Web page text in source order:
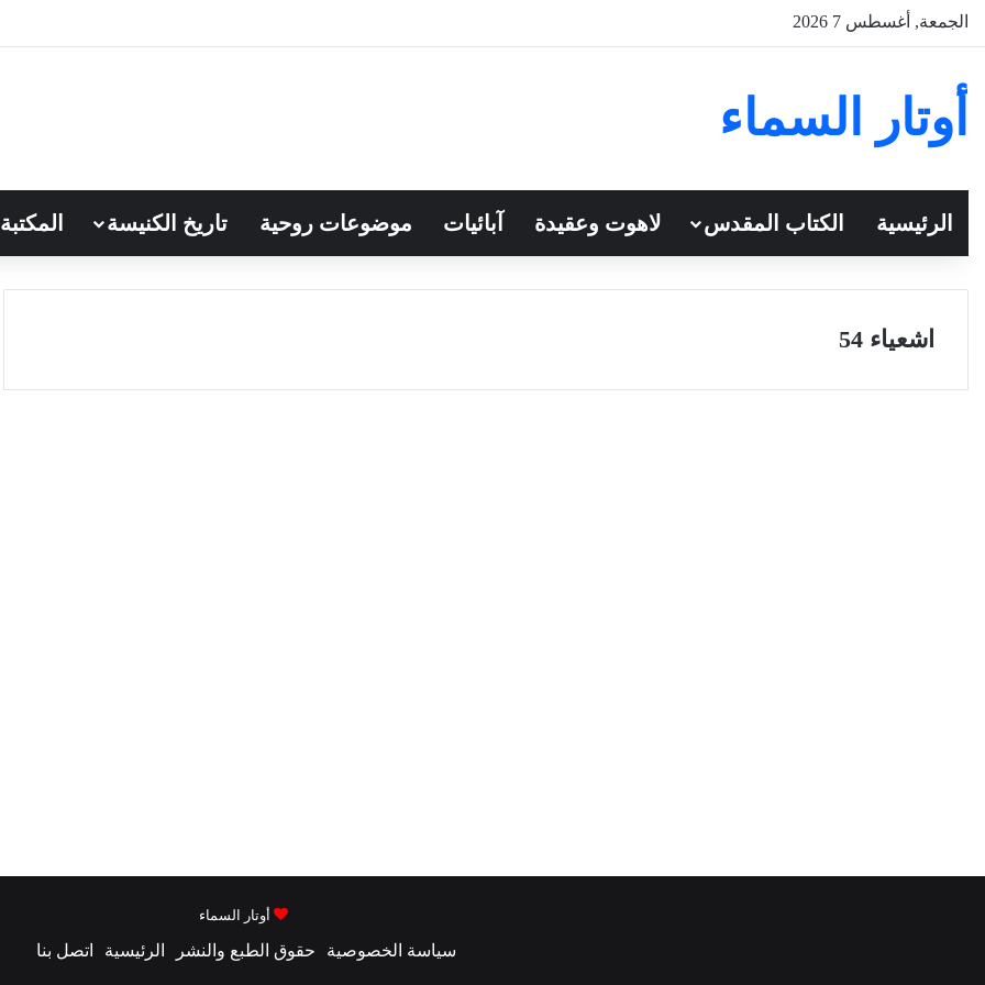
الجمعة, أغسطس 7 2026
أوتار السماء
الرئيسية الكتاب المقدس لاهوت وعقيدة آبائيات موضوعات روحية تاريخ الكنيسة المكتبة
اشعياء 54
أوتار السماء
سياسة الخصوصية حقوق الطبع والنشر الرئيسية اتصل بنا